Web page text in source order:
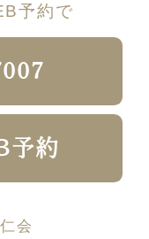
予約で
予約
会